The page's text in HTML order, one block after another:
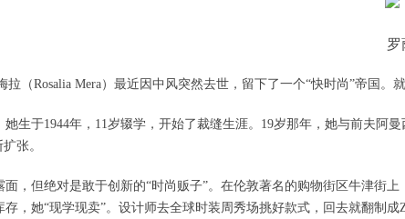
罗
拉（Rosalia Mera）最近因中风突然去世，留下了一个“快时尚”帝国。
生于1944年，11岁辍学，开始了裁缝生涯。19岁那年，她与前夫阿
张。
，但绝对是敢于创新的“时尚贩子”。在伦敦著名的购物街区牛津街
，她“现学现卖”。设计师去全球时装周秀场挑好款式，回去就翻制